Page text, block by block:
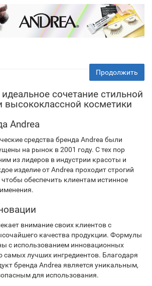
Продолжить
сочетание стильной
косметики
Andrea
средства бренда Andrea были
на рынок в 2001 году. С тех пор
из лидеров в индустрии красоты и
изделие от Andrea проходит строгий
обеспечить клиентам истинное
внимание своих клиентов с
качества продукции. Формулы
с использованием инновационных
самых лучших ингредиентов. Благодаря
бренда Andrea является уникальным,
для использования.